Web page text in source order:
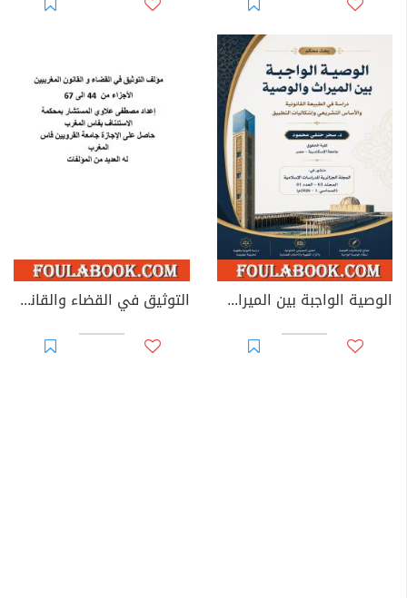
الوصية الواجبة بين الميراث والوصية: دراسة في الطبيعة القانونية والأساس التشريعي وإشكاليات التطبيق التوثيق في القضاء والقانون المغربيين - الأجزاء من 44 إلى 67